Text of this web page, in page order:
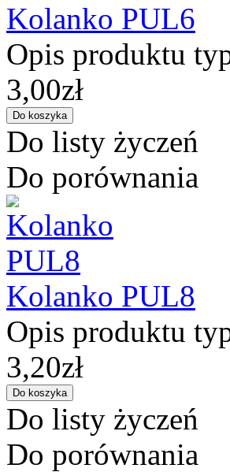
Kolanko PUL6
Opis produktu
3,00zł
Do listy życzeń
Do porównania
Kolanko PUL8
Opis produktu
3,20zł
Do listy życzeń
Do porównania